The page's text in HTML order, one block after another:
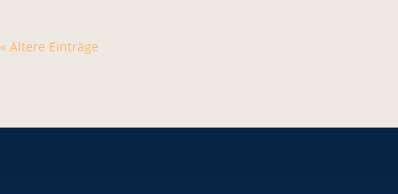
« Ältere Einträge